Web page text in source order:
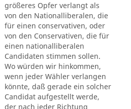
größeres Opfer verlangt als
von den Nationalliberalen, die
für einen conservativen, oder
von den Conservativen, die für
einen nationalliberalen
Candidaten stimmen sollen.
Wo würden wir hinkommen,
wenn jeder Wähler verlangen
könnte, daß gerade ein solcher
Candidat aufgestellt werde,
der nach jeder Richtung